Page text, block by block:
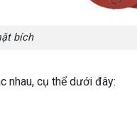
bích
nhau, cụ thể dưới đây: